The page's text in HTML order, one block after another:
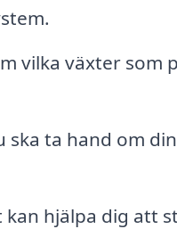
vilka växter som
ska ta hand om
hjälpa dig att